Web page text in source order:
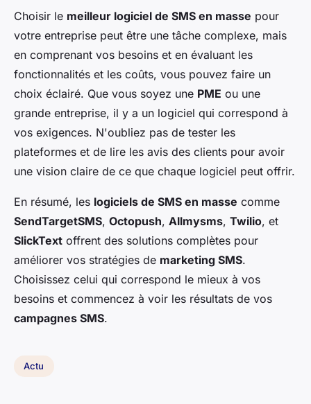
Choisir le meilleur logiciel de SMS en masse pour
votre entreprise peut être une tâche complexe, mais
en comprenant vos besoins et en évaluant les
fonctionnalités et les coûts, vous pouvez faire un
choix éclairé. Que vous soyez une PME ou une
grande entreprise, il y a un logiciel qui correspond à
vos exigences. N'oubliez pas de tester les
plateformes et de lire les avis des clients pour avoir
une vision claire de ce que chaque logiciel peut offrir.
En résumé, les logiciels de SMS en masse comme
SendTargetSMS, Octopush, Allmysms, Twilio, et
SlickText offrent des solutions complètes pour
améliorer vos stratégies de marketing SMS.
Choisissez celui qui correspond le mieux à vos
besoins et commencez à voir les résultats de vos
campagnes SMS.
Actu